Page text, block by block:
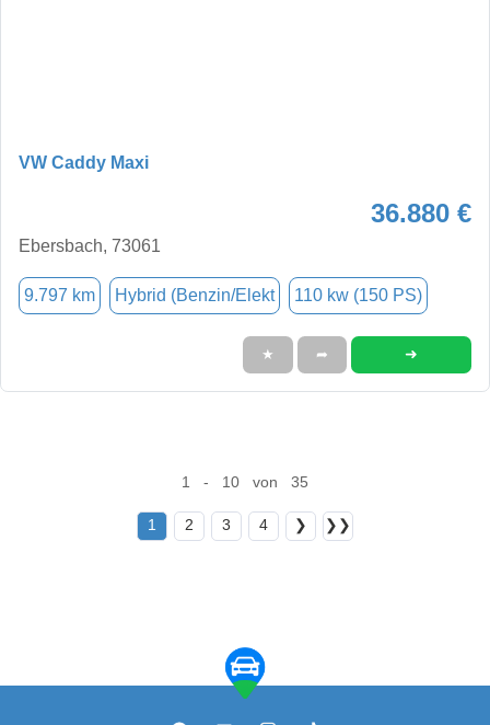
VW Caddy Maxi
36.880 €
Ebersbach, 73061
9.797 km Hybrid (Benzin/Elekt 110 kw (150 PS)
★ ➦ ➜
1 - 10 von 35
1 2 3 4 ❯ ❯❯